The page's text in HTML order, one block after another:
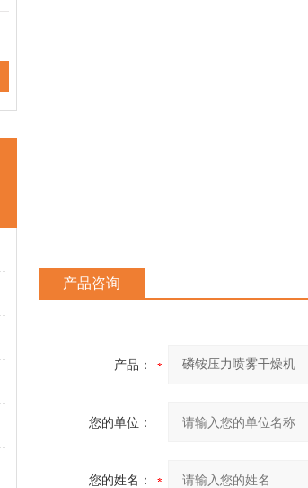
产品咨询
产品：
您的单位：
您的姓名：